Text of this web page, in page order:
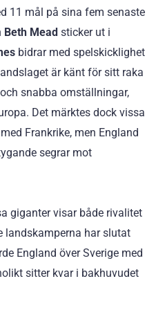
11 mål på sina fem senaste
Beth Mead sticker ut i
bidrar med spelskicklighet
är känt för sitt raka
snabba omställningar,
Det märktes dock vissa
Frankrike, men England
segrar mot
giganter visar både rivalitet
landskamperna har slutat
England över Sverige med
sitter kvar i bakhuvudet